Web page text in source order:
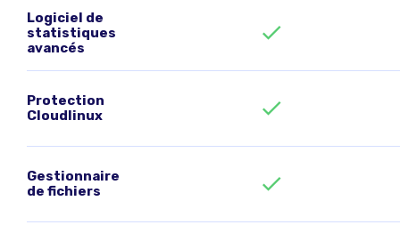
Logiciel de
statistiques
avancés
Protection
Cloudlinux
Gestionnaire
de fichiers